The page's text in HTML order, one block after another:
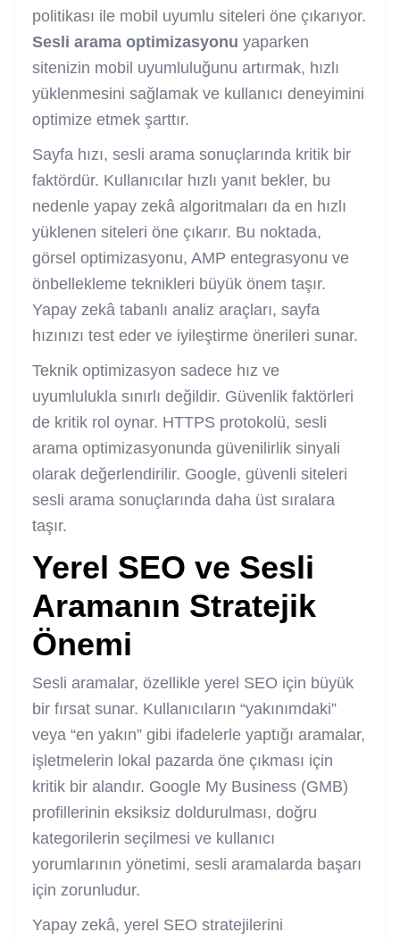
politikası ile mobil uyumlu siteleri öne çıkarıyor.
Sesli arama optimizasyonu yaparken
sitenizin mobil uyumluluğunu artırmak, hızlı
yüklenmesini sağlamak ve kullanıcı deneyimini
optimize etmek şarttır.
Sayfa hızı, sesli arama sonuçlarında kritik bir
faktördür. Kullanıcılar hızlı yanıt bekler, bu
nedenle yapay zekâ algoritmaları da en hızlı
yüklenen siteleri öne çıkarır. Bu noktada,
görsel optimizasyonu, AMP entegrasyonu ve
önbellekleme teknikleri büyük önem taşır.
Yapay zekâ tabanlı analiz araçları, sayfa
hızınızı test eder ve iyileştirme önerileri sunar.
Teknik optimizasyon sadece hız ve
uyumlulukla sınırlı değildir. Güvenlik faktörleri
de kritik rol oynar. HTTPS protokolü, sesli
arama optimizasyonunda güvenilirlik sinyali
olarak değerlendirilir. Google, güvenli siteleri
sesli arama sonuçlarında daha üst sıralara
taşır.
Yerel SEO ve Sesli
Aramanın Stratejik
Önemi
Sesli aramalar, özellikle yerel SEO için büyük
bir fırsat sunar. Kullanıcıların “yakınımdaki”
veya “en yakın” gibi ifadelerle yaptığı aramalar,
işletmelerin lokal pazarda öne çıkması için
kritik bir alandır. Google My Business (GMB)
profillerinin eksiksiz doldurulması, doğru
kategorilerin seçilmesi ve kullanıcı
yorumlarının yönetimi, sesli aramalarda başarı
için zorunludur.
Yapay zekâ, yerel SEO stratejilerini